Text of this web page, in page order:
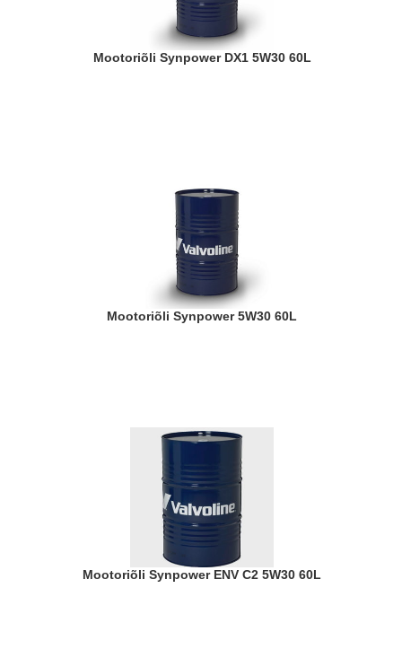
Mootoriõli Synpower DX1 5W30 60L
Mootoriõli Synpower 5W30 60L
Mootoriõli Synpower ENV C2 5W30 60L